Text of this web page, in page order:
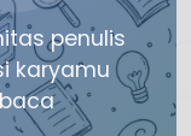
penulis
karyamu